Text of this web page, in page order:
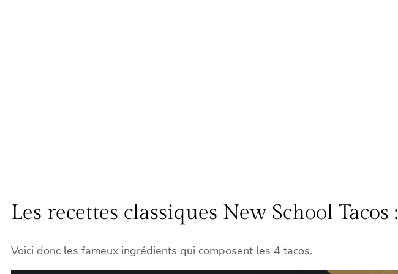
Les recettes classiques New School Tacos :
Voici donc les fameux ingrédients qui composent les 4 tacos.